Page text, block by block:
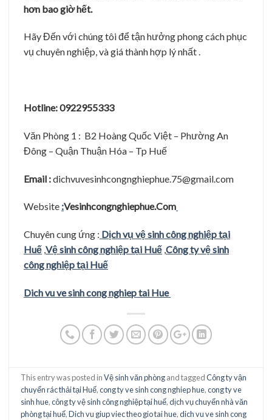
hơn bao giờ hết.
Hãy Đến với chúng tôi để tận hưởng phong cách phục
vụ chuyên nghiệp, và giá thành hợp lý nhất .
Hotline: 0922955333
Văn Phòng 1 : B2 Hoàng Quốc Việt – Phường An
Đông – Quận Thuận Hóa – Tp Huế
Email :dichvuvesinhcongnghiephue.75@gmail.com
Website :Vesinhcongnghiephue.Com
Chuyên cung ứng : Dịch vụ vệ sinh công nghiệp tại
Huế ,Vệ sinh công nghiệp tại Huế ,Công ty vệ sinh
công nghiệp tại Huế
Dich vu ve sinh cong nghiep tai Hue
This entry was posted inVệ sinh văn phòngand taggedCông ty vận
chuyển rác thải tại Huế,cong ty ve sinh cong nghiep hue,cong ty ve
sinh hue,công ty vệ sinh công nghiệp tại huế,dịch vụ chuyển nhà văn
phòng tại huế,Dich vu giup viec theo gio tai hue,dich vu ve sinh cong